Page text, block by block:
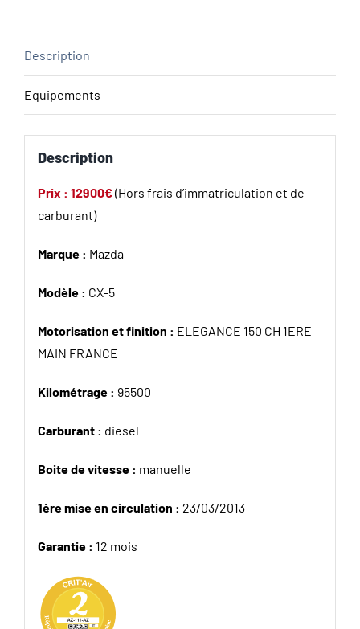
Description
Equipements
Description
Prix : 12900€(Hors frais d’immatriculation et de
carburant)
Marque : Mazda
Modèle : CX-5
Motorisation et finition : ELEGANCE 150 CH 1ERE
MAIN FRANCE
Kilométrage : 95500
Carburant : diesel
Boite de vitesse : manuelle
1ère mise en circulation : 23/03/2013
Garantie : 12 mois